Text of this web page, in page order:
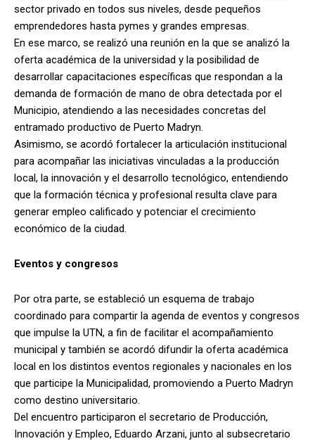
sector privado en todos sus niveles, desde pequeños
emprendedores hasta pymes y grandes empresas.
En ese marco, se realizó una reunión en la que se analizó la
oferta académica de la universidad y la posibilidad de
desarrollar capacitaciones específicas que respondan a la
demanda de formación de mano de obra detectada por el
Municipio, atendiendo a las necesidades concretas del
entramado productivo de Puerto Madryn.
Asimismo, se acordó fortalecer la articulación institucional
para acompañar las iniciativas vinculadas a la producción
local, la innovación y el desarrollo tecnológico, entendiendo
que la formación técnica y profesional resulta clave para
generar empleo calificado y potenciar el crecimiento
económico de la ciudad.
Eventos y congresos
Por otra parte, se estableció un esquema de trabajo
coordinado para compartir la agenda de eventos y congresos
que impulse la UTN, a fin de facilitar el acompañamiento
municipal y también se acordó difundir la oferta académica
local en los distintos eventos regionales y nacionales en los
que participe la Municipalidad, promoviendo a Puerto Madryn
como destino universitario.
Del encuentro participaron el secretario de Producción,
Innovación y Empleo, Eduardo Arzani, junto al subsecretario